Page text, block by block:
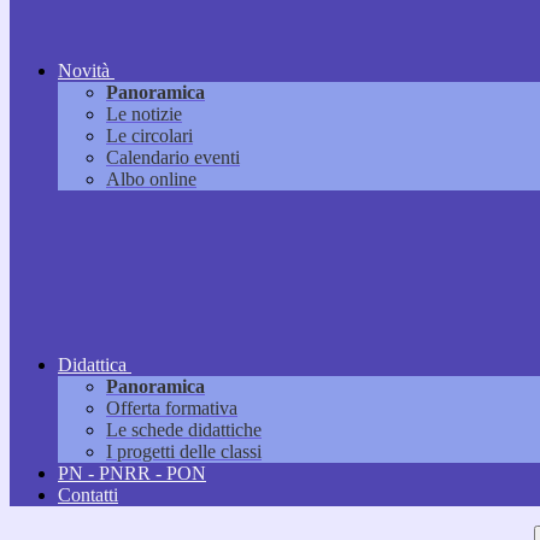
Novità
Panoramica
Le notizie
Le circolari
Calendario eventi
Albo online
Didattica
Panoramica
Offerta formativa
Le schede didattiche
I progetti delle classi
PN - PNRR - PON
Contatti